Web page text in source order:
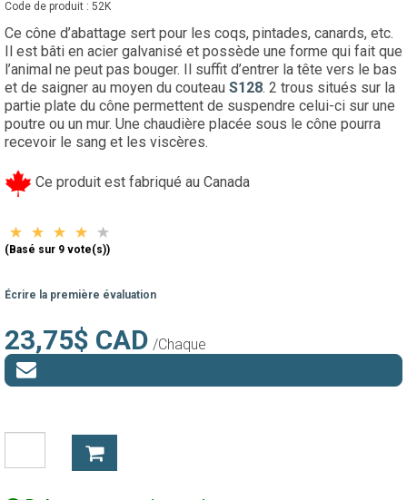
Code de produit : 52K
Ce cône d’abattage sert pour les coqs, pintades, canards, etc.
Il est bâti en acier galvanisé et possède une forme qui fait que
l’animal ne peut pas bouger. Il suffit d’entrer la tête vers le bas
et de saigner au moyen du couteau S128. 2 trous situés sur la
partie plate du cône permettent de suspendre celui-ci sur une
poutre ou un mur. Une chaudière placée sous le cône pourra
recevoir le sang et les viscères.
Ce produit est fabriqué au Canada
(Basé sur 9 vote(s))
Écrire la première évaluation
23,75$ CAD /Chaque